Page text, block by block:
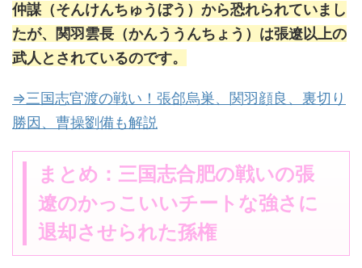
仲謀（そんけんちゅうぼう）から恐れられていまし
たが、関羽雲長（かんううんちょう）は張遼以上の
武人とされているのです。
⇒三国志官渡の戦い！張郃烏巣、関羽顔良、裏切り
勝因、曹操劉備も解説
まとめ：三国志合肥の戦いの張
遼のかっこいいチートな強さに
退却させられた孫権